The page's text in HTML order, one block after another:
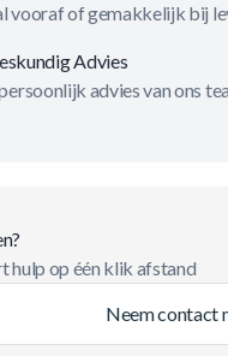
vooraf of gemakkelijk bij
Advies
advies van ons
hulp op één klik afstand
Neem contact